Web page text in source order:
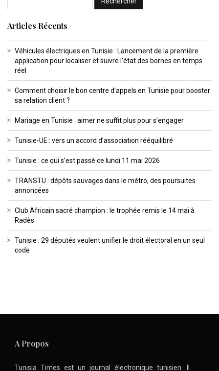
Articles Récents
Véhicules électriques en Tunisie : Lancement de la première
application pour localiser et suivre l’état des bornes en temps
réel
Comment choisir le bon centre d’appels en Tunisie pour booster
sa relation client ?
Mariage en Tunisie : aimer ne suffit plus pour s’engager
Tunisie-UE : vers un accord d’association rééquilibré
Tunisie : ce qui s’est passé ce lundi 11 mai 2026
TRANSTU : dépôts sauvages dans le métro, des poursuites
annoncées
Club Africain sacré champion : le trophée remis le 14 mai à
Radès
Tunisie : 29 députés veulent unifier le droit électoral en un seul
code
A Propos
Tunisia Times est un journal électronique tunisien. Il